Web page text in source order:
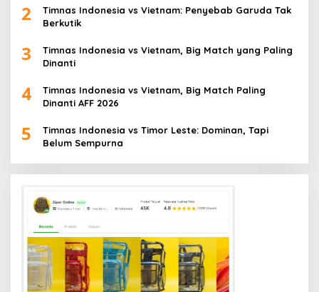
2
Timnas Indonesia vs Vietnam: Penyebab Garuda Tak
Berkutik
3
Timnas Indonesia vs Vietnam, Big Match yang Paling
Dinanti
4
Timnas Indonesia vs Vietnam, Big Match Paling
Dinanti AFF 2026
5
Timnas Indonesia vs Timor Leste: Dominan, Tapi
Belum Sempurna